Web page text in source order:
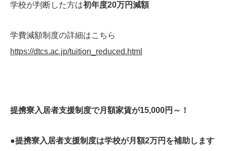
学校が判断した方は初年度20万円減額
学費減額制度の詳細はこちら
https://dtcs.ac.jp/tuition_reduced.html
提携寮入居者支援制度で月額家賃が15,000円～！
●提携寮入居者支援制度は学校が月額2万円を補助します